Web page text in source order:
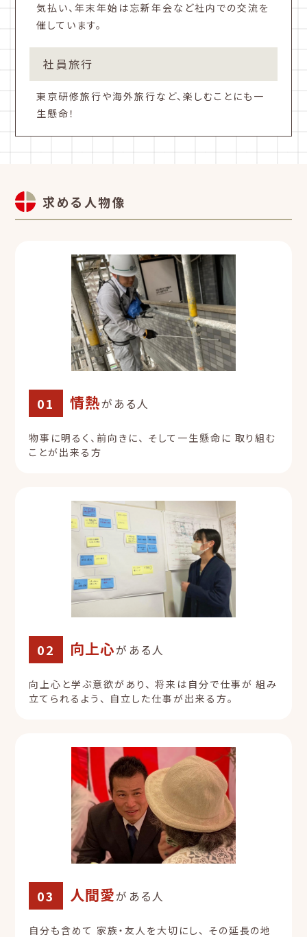
気払い、年末年始は忘新年会など社内での交流を
催しています。
社員旅行
東京研修旅行や海外旅行など、楽しむことにも一
生懸命！
求める人物像
01 情熱がある人
物事に明るく、前向きに、 そして一生懸命に 取り組む
ことが出来る方
02 向上心がある人
向上心と学ぶ意欲があり、 将来は自分で仕事が 組み
立てられるよう、 自立した仕事が出来る方。
03 人間愛がある人
自分も含めて 家族・友人を大切にし、 その延長の地